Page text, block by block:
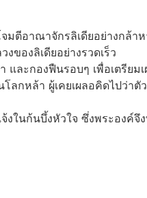
มตีอาณาจักรลิเดียอย่างก
ของลิเดียอย่างรวดเร็ว
ละกองฟืนรอบๆ เพื่อเตรียมเ
กหล้า ผู้เคยเผลอคิดไปว่า
ในก้นบึ้งหัวใจ ซึ่งพระองค์